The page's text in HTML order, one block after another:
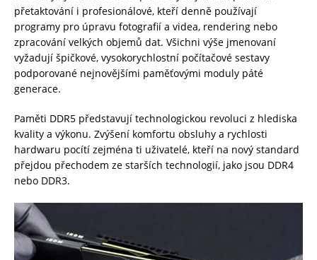
přetaktování i profesionálové, kteří denně používají
programy pro úpravu fotografií a videa, rendering nebo
zpracování velkých objemů dat. Všichni výše jmenovaní
vyžadují špičkové, vysokorychlostní počítačové sestavy
podporované nejnovějšími paměťovými moduly páté
generace.
Paměti DDR5 představují technologickou revoluci z hlediska
kvality a výkonu. Zvýšení komfortu obsluhy a rychlosti
hardwaru pocítí zejména ti uživatelé, kteří na nový standard
přejdou přechodem ze starších technologií, jako jsou DDR4
nebo DDR3.